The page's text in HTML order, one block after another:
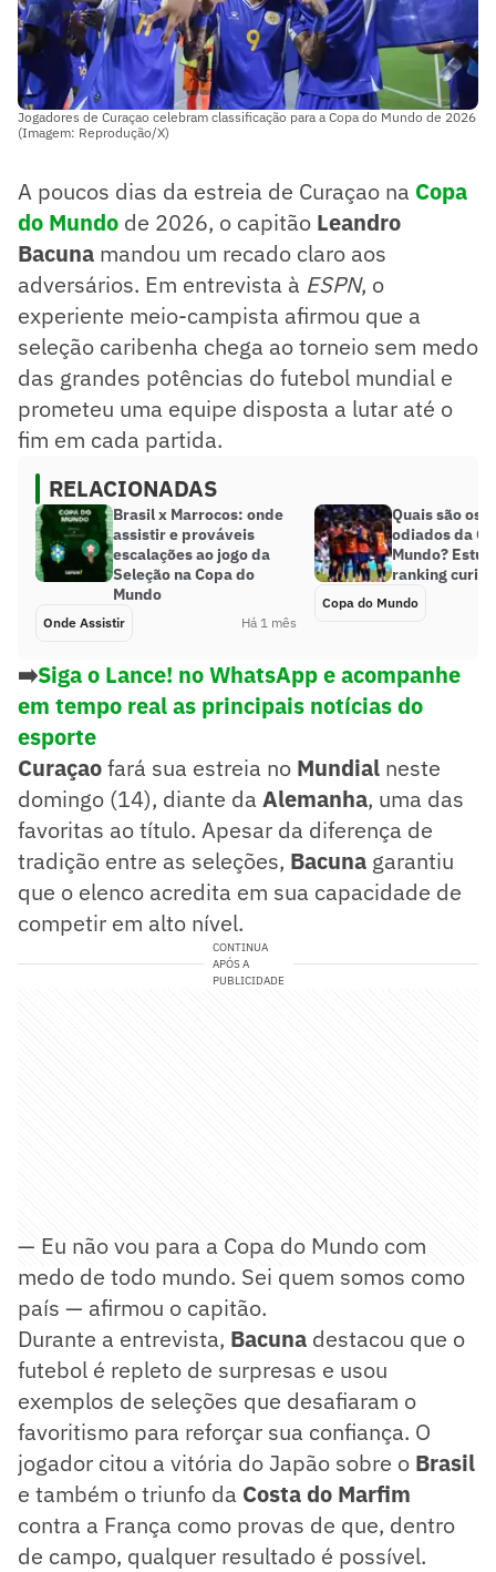
Jogadores de Curaçao celebram classificação para a Copa do Mundo de 2026
(Imagem: Reprodução/X)
A poucos dias da estreia de Curaçao na Copa
do Mundo de 2026, o capitão Leandro
Bacuna mandou um recado claro aos
adversários. Em entrevista à ESPN, o
experiente meio-campista afirmou que a
seleção caribenha chega ao torneio sem medo
das grandes potências do futebol mundial e
prometeu uma equipe disposta a lutar até o
fim em cada partida.
RELACIONADAS
Brasil x Marrocos: onde
assistir e prováveis
escalações ao jogo da
Seleção na Copa do
Mundo
Onde Assistir Há 1 mês
Quais são os
odiados da
Mundo?
ranking
Copa do Mundo
➡️Siga o Lance! no WhatsApp e acompanhe
em tempo real as principais notícias do
esporte
Curaçaofará sua estreia no Mundial neste
domingo (14), diante da Alemanha, uma das
favoritas ao título. Apesar da diferença de
tradição entre as seleções, Bacuna garantiu
que o elenco acredita em sua capacidade de
competir em alto nível.
CONTINUA
APÓS A
PUBLICIDADE
— Eu não vou para a Copa do Mundo com
medo de todo mundo. Sei quem somos como
país — afirmou o capitão.
Durante a entrevista, Bacuna destacou que o
futebol é repleto de surpresas e usou
exemplos de seleções que desafiaram o
favoritismo para reforçar sua confiança. O
jogador citou a vitória do Japão sobre o Brasil
e também o triunfo da Costa do Marfim
contra a França como provas de que, dentro
de campo, qualquer resultado é possível.